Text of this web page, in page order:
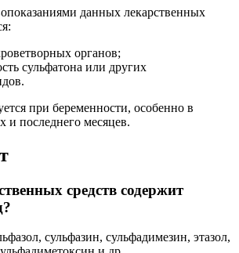
данных лекарственных
органов;
сульфатона или других
при беременности, особенно в
и последнего месяцев.
средств содержит
сульфазин, сульфадимезин, этазол,